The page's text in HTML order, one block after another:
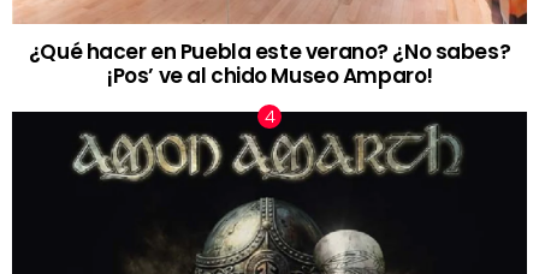
¿Qué hacer en Puebla este verano? ¿No sabes?
¡Pos’ ve al chido Museo Amparo!